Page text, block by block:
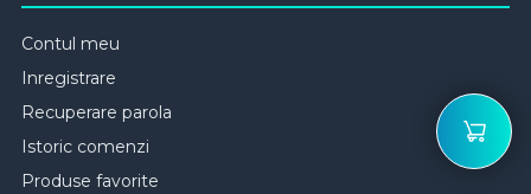
Contul meu
Inregistrare
Recuperare parola
Istoric comenzi
Produse favorite